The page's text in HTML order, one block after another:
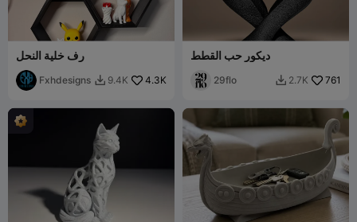
رف خلية النحل
Fxhdesigns  9.4K 4.3K
ديكور حب القطط
29flo  2.7K 761